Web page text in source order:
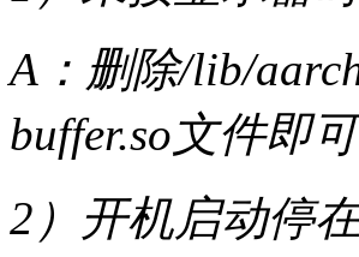
A：删除/lib/
buffer.so文件即可
2）开机启动停